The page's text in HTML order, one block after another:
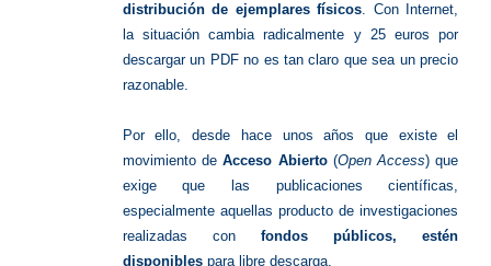
distribución de ejemplares físicos. Con Internet,
la situación cambia radicalmente y 25 euros por
descargar un PDF no es tan claro que sea un precio
razonable.
Por ello, desde hace unos años que existe el
movimiento deAcceso Abierto(Open Access) que
exige que las publicaciones científicas,
especialmente aquellas producto de investigaciones
realizadas confondos públicos, estén
disponiblespara libre descarga.